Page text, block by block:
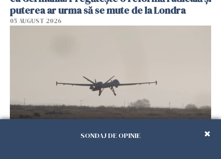
puterea ar urma să se mute de la Londra
05 AUGUST 2026
SONDAJ DE OPINIE